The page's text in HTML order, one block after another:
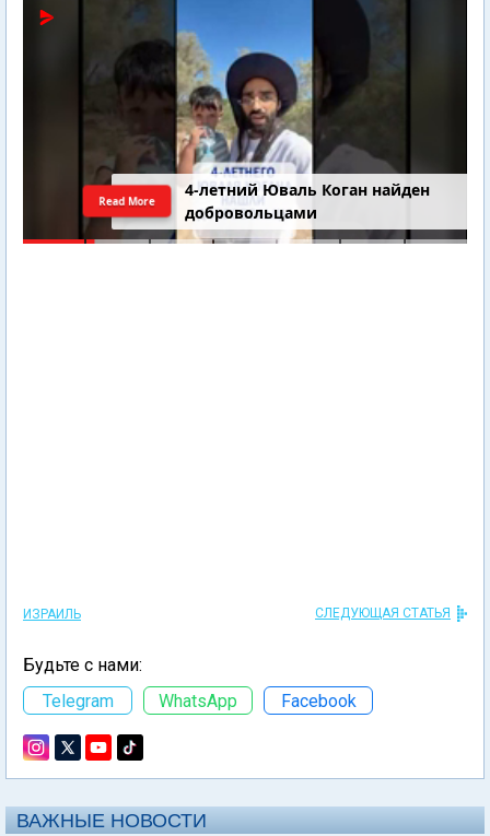
4-летний Юваль Коган найден
добровольцами
Read More
ИЗРАИЛЬ СЛЕДУЮЩАЯ СТАТЬЯ
Будьте с нами:
Telegram
WhatsApp Facebook
ВАЖНЫЕ НОВОСТИ